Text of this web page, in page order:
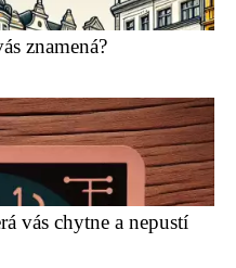
znamená?
vás chytne a nepustí